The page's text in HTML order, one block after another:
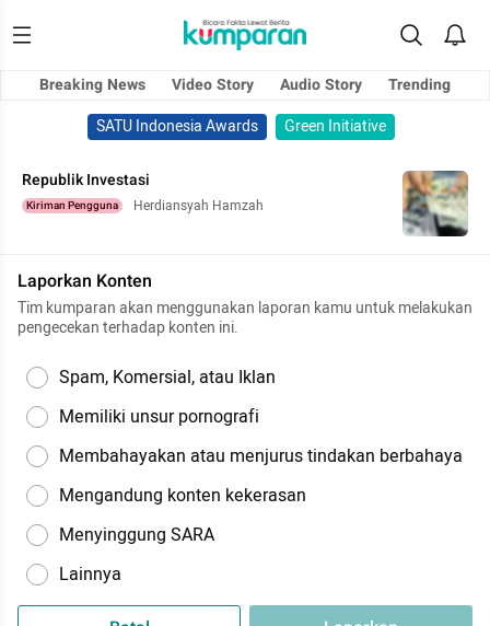
Breaking News Video Story Audio Story
Trending
SATU Indonesia Awards
Green Initiative
Republik Investasi
Kiriman Pengguna Herdiansyah Hamzah
Laporkan Konten
Tim kumparan akan menggunakan laporan kamu untuk melakukan
pengecekan terhadap konten ini.
Spam, Komersial, atau Iklan
Memiliki unsur pornografi
Membahayakan atau menjurus tindakan berbahaya
Mengandung konten kekerasan
Menyinggung SARA
Lainnya